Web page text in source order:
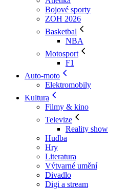
Bojové sporty
ZOH 2026
Basketbal
NBA
Motosport
F1
Auto-moto
Elektromobily
Kultura
Filmy & kino
Televize
Reality show
Hudba
Hry
Literatura
Výtvarné umění
Divadlo
Digi a stream